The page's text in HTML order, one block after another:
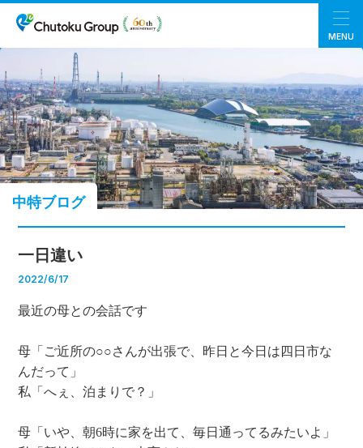
MENU
中特ブログ
一日違い
2022/6/17
最近の母との会話です
母「ご近所の○○さんが出張で、昨日と今日は四日市な
んだって」
私「へぇ、泊まりで？」
母「いや、朝6時に家を出て、毎日通ってるみたいよ」